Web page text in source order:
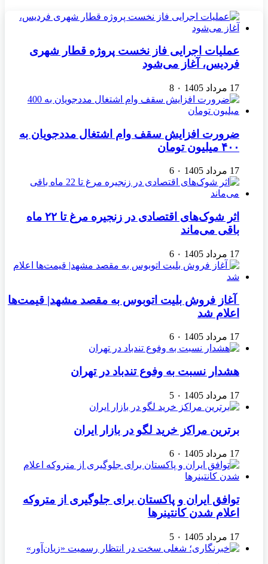
عملیات اجرایی فاز نخست پروژه قطار شهری
فردیس، آغاز می‌شود
17 مرداد 1405 ۰ 8
ضرورت افزایش سقف وام اشتغال مددجویان به
۴۰۰ میلیون تومان
17 مرداد 1405 ۰ 6
اثر شوک‌های اقتصادی در زنجیره مرغ تا ۲۲ ماه
باقی می‌ماند
17 مرداد 1405 ۰ 6
آغاز فروش بلیت اتوبوس به مقصد مشهد| قیمت‌ها
اعلام شد
17 مرداد 1405 ۰ 6
هشدار نسبت به وفوع تندباد در تهران
17 مرداد 1405 ۰ 5
برترین مراکز خرید لگو در بازار ایران
17 مرداد 1405 ۰ 6
توافق ایران و پاکستان برای جلوگیری از متروکه
اعلام شدن کانتینرها
17 مرداد 1405 ۰ 5